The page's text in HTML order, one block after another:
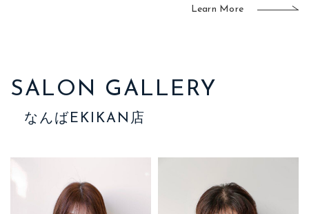
Learn More
SALON GALLERY
なんばEKIKAN店